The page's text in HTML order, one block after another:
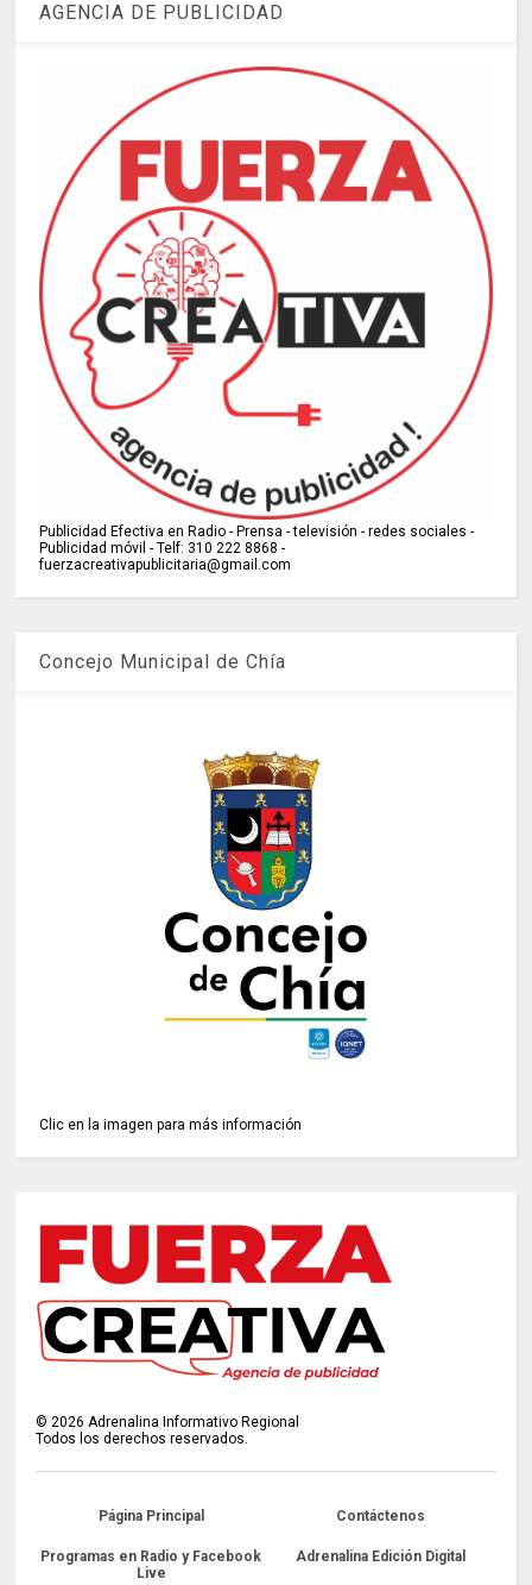
AGENCIA DE PUBLICIDAD
Publicidad Efectiva en Radio - Prensa - televisión - redes sociales -
Publicidad móvil - Telf: 310 222 8868 -
fuerzacreativapublicitaria@gmail.com
Concejo Municipal de Chía
Clic en la imagen para más información
© 2026 Adrenalina Informativo Regional
Todos los derechos reservados.
Página Principal Contáctenos
Programas en Radio y Facebook
Live
Adrenalina Edición Digital